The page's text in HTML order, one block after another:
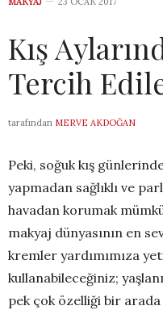
Kış
Tercih
tarafından MERVE AKDOĞAN
Peki, soğuk kış
yapmadan sağlıklı ve
havadan korumak
makyaj dünyasının en
kremler yardımımıza
kullanabileceğiniz;
pek çok özelliği bir